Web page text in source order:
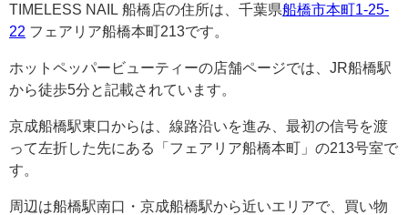
TIMELESS NAIL 船橋店の住所は、千葉県船橋市本町1-25-
22 フェアリア船橋本町213です。
ホットペッパービューティーの店舗ページでは、JR船橋駅
から徒歩5分と記載されています。
京成船橋駅東口からは、線路沿いを進み、最初の信号を渡
って左折した先にある「フェアリア船橋本町」の213号室で
す。
周辺は船橋駅南口・京成船橋駅から近いエリアで、買い物